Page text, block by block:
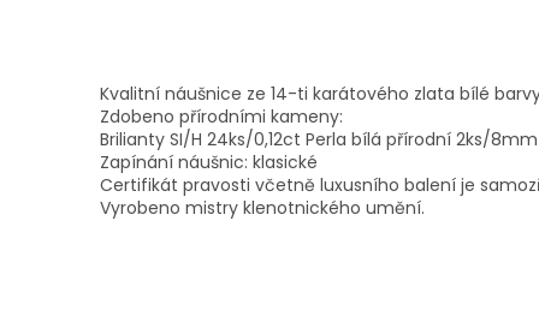
Kvalitní náušnice ze 14-ti karátového zlata bílé
Zdobeno přírodními kameny:
Brilianty SI/H 24ks/0,12ct Perla bílá přírodní 2ks/8mm
Zapínání náušnic: klasické
Certifikát pravosti včetně luxusního balení je
Vyrobeno mistry klenotnického umění.